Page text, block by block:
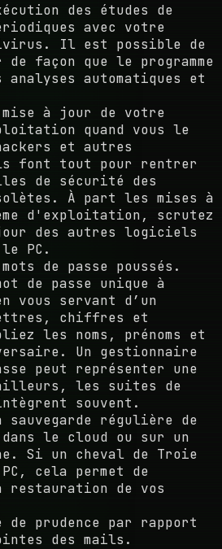
des études de
avec votre
Il est possible de
façon que le programme
analyses automatiques et
à jour de votre
quand vous le
et autres
font tout pour rentrer
de sécurité des
À part les mises à
d'exploitation, scrutez
des autres logiciels
PC.
de passe poussés.
de passe unique à
vous servant d’un
chiffres et
les noms, prénoms et
Un gestionnaire
peut représenter une
les suites de
souvent.
sauvegarde régulière de
le cloud ou sur un
Si un cheval de Troie
cela permet de
restauration de vos
de prudence par rapport
des mails.